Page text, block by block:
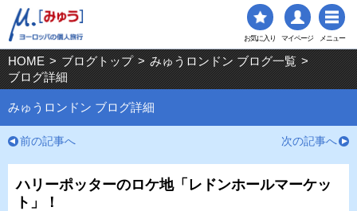
お気に入り マイページ メニュー
HOME > ブログトップ > みゅうロンドン ブログ一覧 >
ブログ詳細
みゅうロンドン ブログ詳細
前の記事へ 次の記事へ
ハリーポッターのロケ地「レドンホールマーケッ
ト」！